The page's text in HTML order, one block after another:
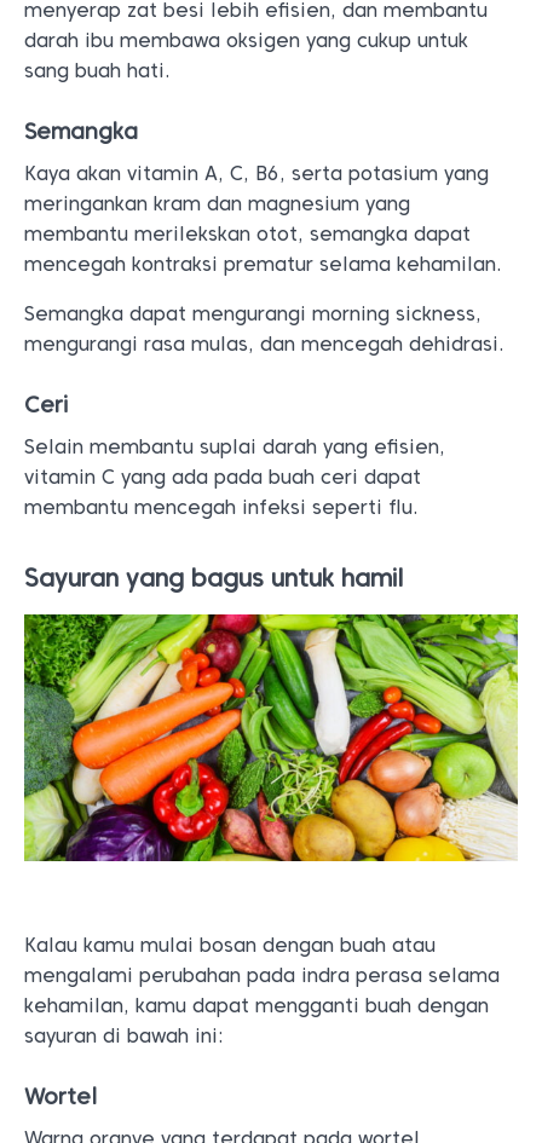
menyerap zat besi lebih efisien, dan membantu
darah ibu membawa oksigen yang cukup untuk
sang buah hati.
Semangka
Kaya akan vitamin A, C, B6, serta potasium yang
meringankan kram dan magnesium yang
membantu merilekskan otot, semangka dapat
mencegah kontraksi prematur selama kehamilan.
Semangka dapat mengurangi morning sickness,
mengurangi rasa mulas, dan mencegah dehidrasi.
Ceri
Selain membantu suplai darah yang efisien,
vitamin C yang ada pada buah ceri dapat
membantu mencegah infeksi seperti flu.
Sayuran yang bagus untuk hamil
Kalau kamu mulai bosan dengan buah atau
mengalami perubahan pada indra perasa selama
kehamilan, kamu dapat mengganti buah dengan
sayuran di bawah ini:
Wortel